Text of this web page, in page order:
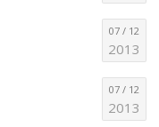
07 / 12
2013
07 / 12
2013